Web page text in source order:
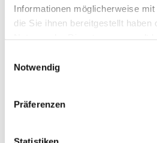
Informationen möglicherweise
die Sie ihnen bereitgestellt
Notwendig
Präferenzen
Größe
ca. 3.000 m²
Ausführungsart
Material